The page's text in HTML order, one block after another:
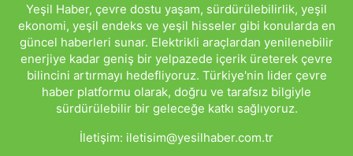
Yeşil Haber, çevre dostu yaşam, sürdürülebilirlik, yeşil
ekonomi, yeşil endeks ve yeşil hisseler gibi konularda en
güncel haberleri sunar. Elektrikli araçlardan yenilenebilir
enerjiye kadar geniş bir yelpazede içerik üreterek çevre
bilincini artırmayı hedefliyoruz. Türkiye'nin lider çevre
haber platformu olarak, doğru ve tarafsız bilgiyle
sürdürülebilir bir geleceğe katkı sağlıyoruz.
İletişim: iletisim@yesilhaber.com.tr